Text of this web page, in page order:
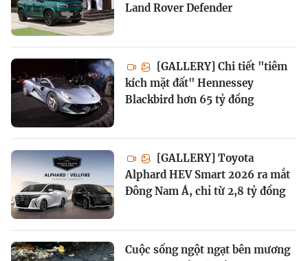
Land Rover Defender
[GALLERY] Chi tiết "tiêm
kích mặt đất" Hennessey
Blackbird hơn 65 tỷ đồng
[GALLERY] Toyota
Alphard HEV Smart 2026 ra mắt
Đông Nam Á, chỉ từ 2,8 tỷ đồng
Cuộc sống ngột ngạt bên mương